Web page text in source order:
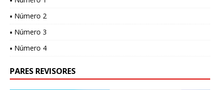
▪ Número 2
▪ Número 3
▪ Número 4
PARES REVISORES